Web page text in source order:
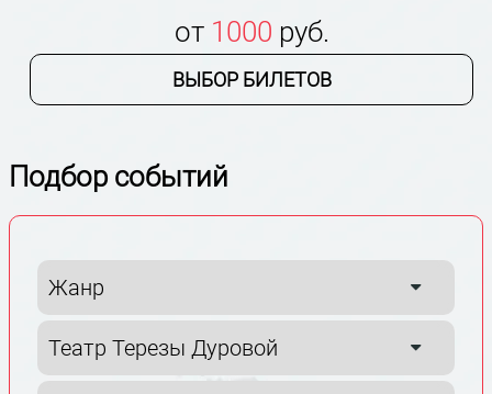
от 1000 руб.
ВЫБОР БИЛЕТОВ
Подбор событий